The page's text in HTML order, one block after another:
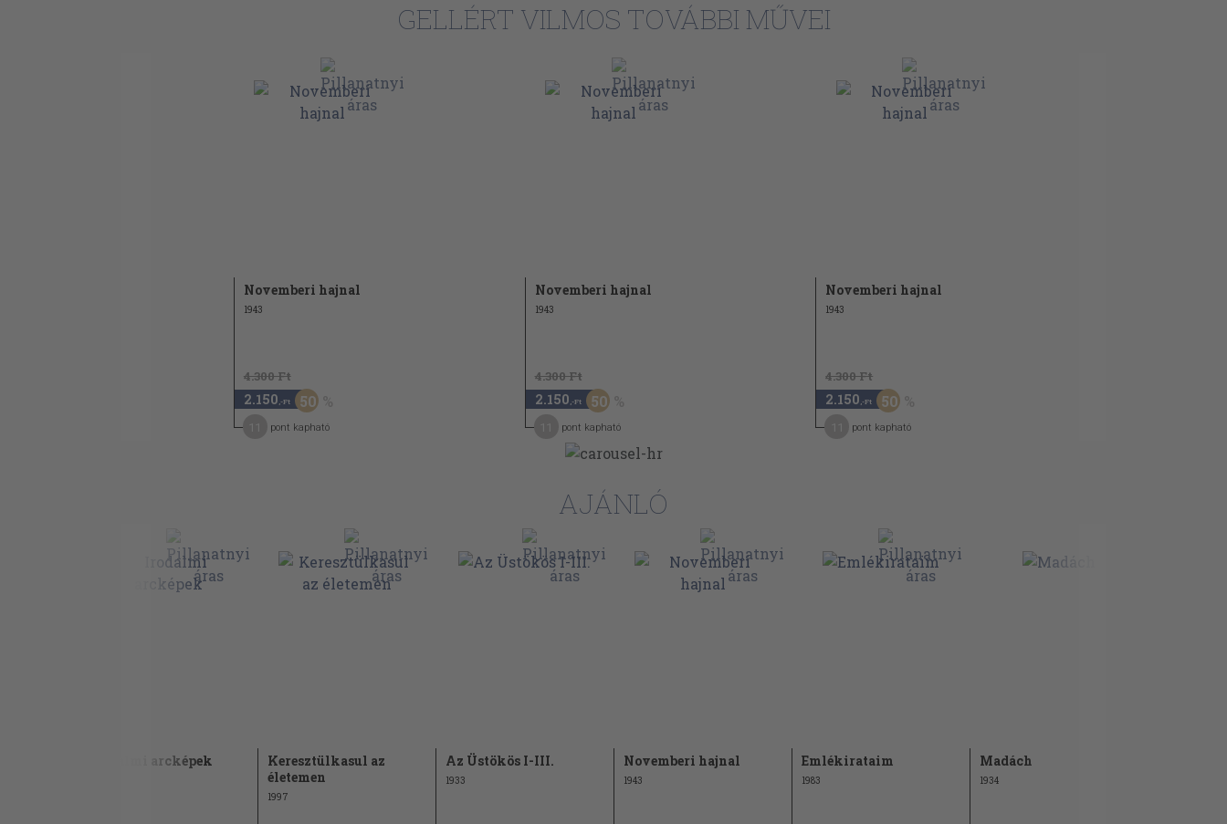
GELLÉRT VILMOS TOVÁBBI MŰVEI
Novemberi hajnal
1943
4.300 Ft
2.150 ,-Ft 50
pont kapható
Novemberi hajnal
1943
4.300 Ft
2.150 ,-Ft 50
pont kapható
Novemberi hajnal
1943
4.300 Ft
2.150 ,-Ft 50
pont kapható
AJÁNLÓ
Irodalmi arcképek
Keresztülkasul az
életemen
1997
Az Üstökös I-III.
1933
Novemberi hajnal
1943
Emlékirataim
1983
Madách
1934